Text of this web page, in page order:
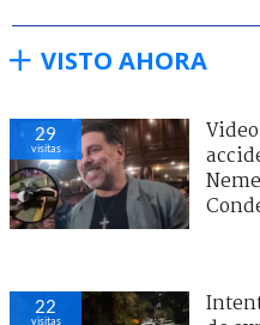
VISTO AHORA
29
visitas
22
visitas